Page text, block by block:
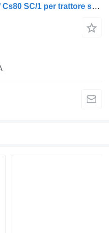
Compressore aria GHH Wolf Cs80 SC/1 per trattore stradale